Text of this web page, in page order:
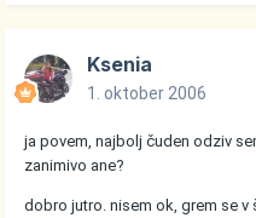
Ksenia
1. oktober 2006
ja povem, najbolj čuden odziv
zanimivo ane?
dobro jutro. nisem ok, grem se